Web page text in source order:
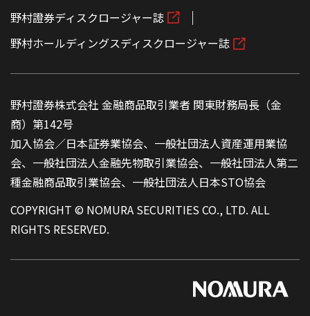
野村證券ディスクロージャー誌
野村ホールディングスディスクロージャー誌
野村證券株式会社 金融商品取引業者 関東財務局長（金
商）第142号
加入協会／日本証券業協会、一般社団法人資産運用業協
会、一般社団法人金融先物取引業協会、一般社団法人第二
種金融商品取引業協会、一般社団法人日本STO協会
COPYRIGHT © NOMURA SECURITIES CO., LTD. ALL
RIGHTS RESERVED.